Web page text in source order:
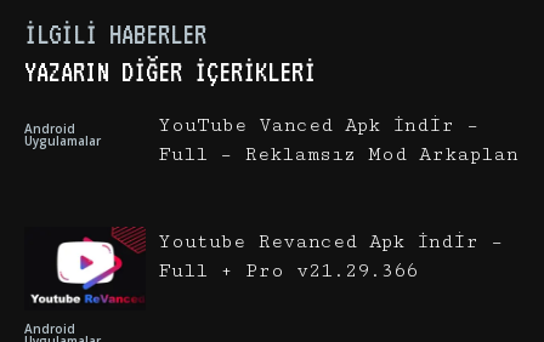
İLGILI HABERLER
YAZARIN DIĞER İÇERIKLERI
Android
Uygulamalar
YouTube Vanced Apk İndir –
Full – Reklamsız Mod Arkaplan
Android
Youtube Revanced Apk İndir –
Full + Pro v21.29.366